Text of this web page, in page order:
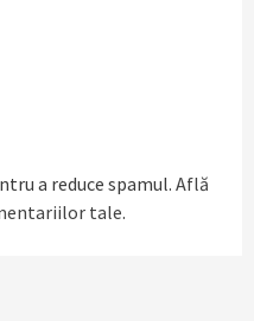
a reduce spamul. Află
tale.